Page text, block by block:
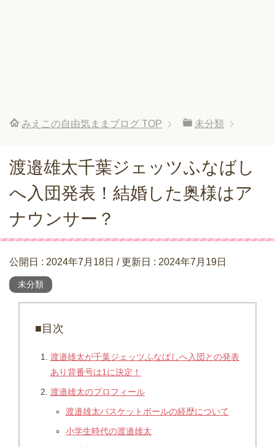
みえこの自由気ままブログ TOP 未分類
渡邉雄太千葉ジェッツふなばし
へ入団発表！結婚した奥様はア
ナウンサー？
公開日 : 2024年7月18日 / 更新日 : 2024年7月19日
未分類
■目次
渡邉雄太が千葉ジェッツふなばしへ入団との発表
あり背番号は1に決定！
渡邉雄太のプロフィール
渡邉雄太バスケットボールの経歴について
小学生時代の渡邉雄太